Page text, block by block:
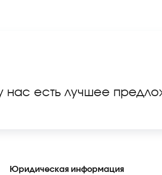
нас есть лучшее
Юридическая информация